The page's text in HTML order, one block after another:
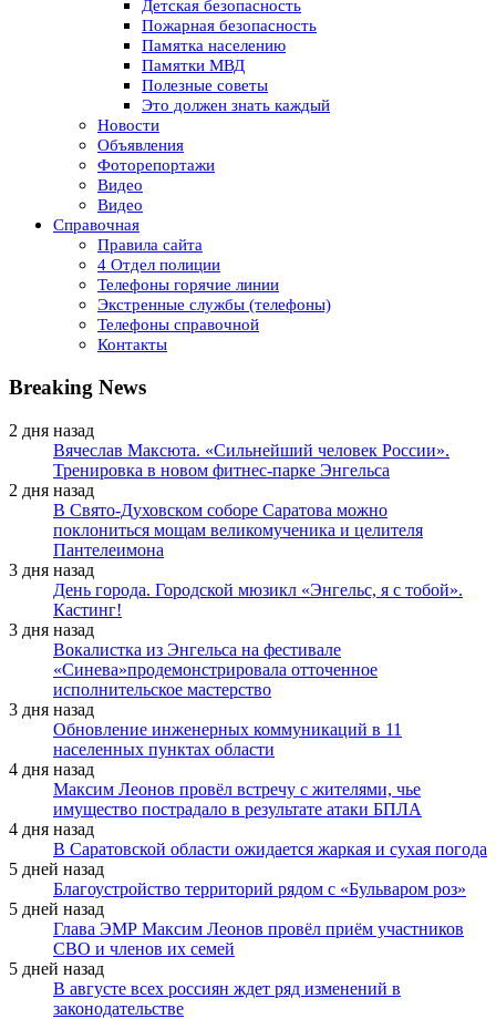
Детская безопасность
Пожарная безопасность
Памятка населению
Памятки МВД
Полезные советы
Это должен знать каждый
Новости
Объявления
Фоторепортажи
Видео
Видео
Справочная
Правила сайта
4 Отдел полиции
Телефоны горячие линии
Экстренные службы (телефоны)
Телефоны справочной
Контакты
Breaking News
2 дня назад
Вячеслав Максюта. «Сильнейший человек России».
Тренировка в новом фитнес-парке Энгельса
2 дня назад
В Свято-Духовском соборе Саратова можно
поклониться мощам великомученика и целителя
Пантелеимона
3 дня назад
День города. Городской мюзикл «Энгельс, я с тобой».
Кастинг!
3 дня назад
Вокалистка из Энгельса на фестивале
«Синева»продемонстрировала отточенное
исполнительское мастерство
3 дня назад
Обновление инженерных коммуникаций в 11
населенных пунктах области
4 дня назад
Максим Леонов провёл встречу с жителями, чье
имущество пострадало в результате атаки БПЛА
4 дня назад
В Саратовской области ожидается жаркая и сухая погода
5 дней назад
Благоустройство территорий рядом с «Бульваром роз»
5 дней назад
Глава ЭМР Максим Леонов провёл приём участников
СВО и членов их семей
5 дней назад
В августе всех россиян ждет ряд изменений в
законодательстве